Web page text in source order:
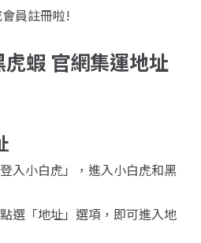
員註冊啦!
蝦 官網集運地址
入小白虎」，進入小白虎和黑
選「地址」選項，即可進入地